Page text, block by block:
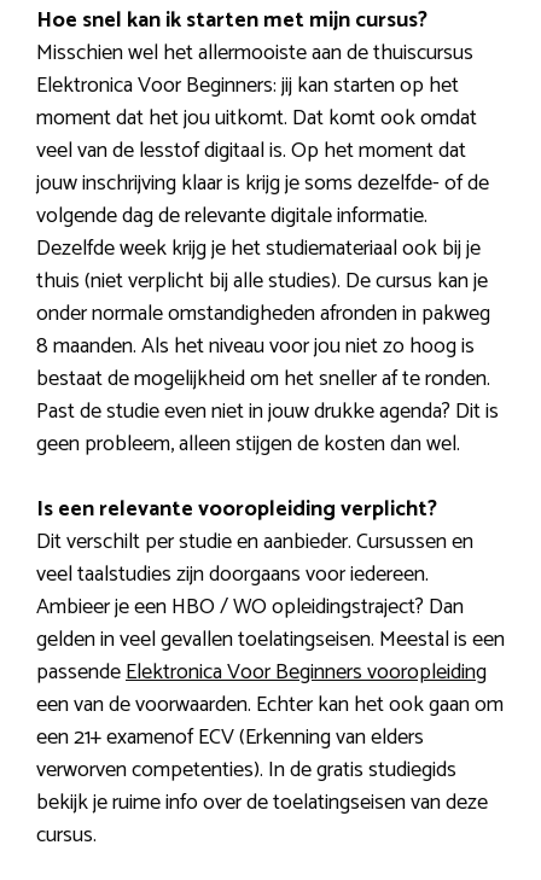
Hoe snel kan ik starten met mijn cursus?
Misschien wel het allermooiste aan de thuiscursus
Elektronica Voor Beginners: jij kan starten op het
moment dat het jou uitkomt. Dat komt ook omdat
veel van de lesstof digitaal is. Op het moment dat
jouw inschrijving klaar is krijg je soms dezelfde- of de
volgende dag de relevante digitale informatie.
Dezelfde week krijg je het studiemateriaal ook bij je
thuis (niet verplicht bij alle studies). De cursus kan je
onder normale omstandigheden afronden in pakweg
8 maanden. Als het niveau voor jou niet zo hoog is
bestaat de mogelijkheid om het sneller af te ronden.
Past de studie even niet in jouw drukke agenda? Dit is
geen probleem, alleen stijgen de kosten dan wel.
Is een relevante vooropleiding verplicht?
Dit verschilt per studie en aanbieder. Cursussen en
veel taalstudies zijn doorgaans voor iedereen.
Ambieer je een HBO / WO opleidingstraject? Dan
gelden in veel gevallen toelatingseisen. Meestal is een
passendeElektronica Voor Beginners vooropleiding
een van de voorwaarden. Echter kan het ook gaan om
een 21+ examenof ECV (Erkenning van elders
verworven competenties). In de gratis studiegids
bekijk je ruime info over de toelatingseisen van deze
cursus.